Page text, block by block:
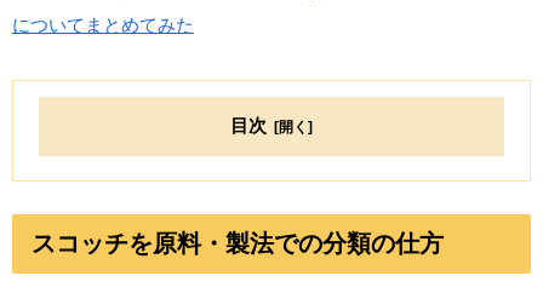
についてまとめてみた
目次
スコッチを原料・製法での分類の仕方